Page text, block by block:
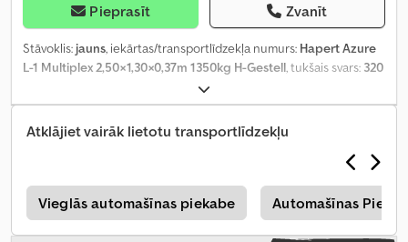
Pieprasīt Zvanīt
Stāvoklis: jauns, iekārtas/transportlīdzekļa numurs: Hapert Azure
L-1 Multiplex 2,50×1,30×0,37m 1350kg H-Gestell, tukšais svars: 320
1 030 kg
konfigurācija:1 ass, krautuves garums:2 530 mm, iekraušanas
vietas platums: 1 290 mm, iekraušanas telpas augstums:
Atklājiet vairāk lietotu transportlīdzekļu
Vieglās automašīnas piekabe Automašīnas